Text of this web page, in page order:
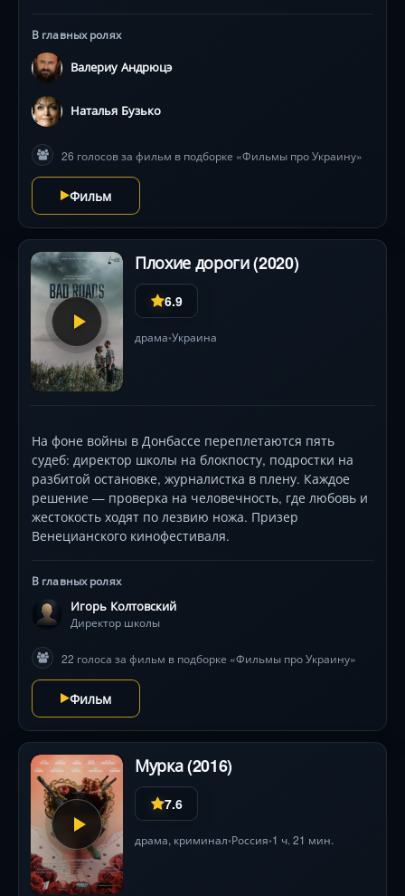
шокирующий портрет общества в условиях
пропаганды . Борис Каморзин, Тамара Яценко и
Георгий Делиев воплощают гротескные образы
чиновников, ополченцев и мирных жителей, чьи
поступки колеблются от жестокости до наивности.
«камеры-мухи» в бомбоубежище до леденящих кровь
статичных планов . Фильм, снятый по мотивам
реальных YouTube-роликов, исследует механизмы
лжи и выживания, где смех застревает в горле, а
каждый поворот несёт новую опасность.
В главных ролях
Валериу Андрюцэ
Наталья Бузько
26 голосов за фильм в подборке «Фильмы про Украину»
Фильм
Плохие дороги (2020)
6.9
драма•Украина
На фоне войны в Донбассе переплетаются пять
судеб: директор школы на блокпосту, подростки на
разбитой остановке, журналистка в плену. Каждое
решение — проверка на человечность, где любовь и
жестокость ходят по лезвию ножа. Призер
Венецианского кинофестиваля.
В главных ролях
Игорь Колтовский
Директор школы
22 голоса за фильм в подборке «Фильмы про Украину»
Фильм
Мурка (2016)
7.6
драма, криминал•Россия•1 ч. 21 мин.